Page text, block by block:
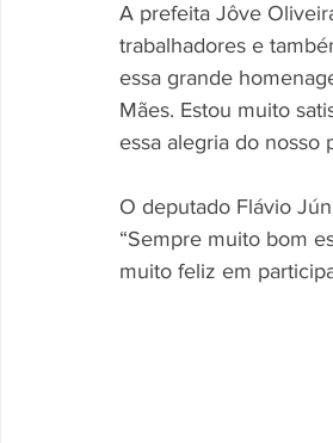
A prefeita Jôve
trabalhadores e
essa grande
Mães. Estou muito
essa alegria do nosso
O deputado Flávio
“Sempre muito bom
muito feliz em